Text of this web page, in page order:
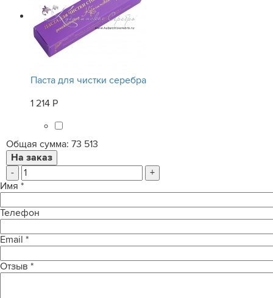
Паста для чистки серебра
1 214 Р
Общая сумма: 73 513
-
+
Имя *
Телефон
Email *
Отзыв *